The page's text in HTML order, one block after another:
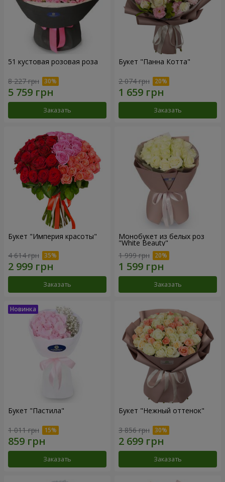
51 кустовая розовая роза
8 227 грн
Заказать
Букет "Панна Котта"
2 074 грн
Заказать
Букет "Империя красоты"
4 614 грн
Заказать
Монобукет из белых роз
"White Beauty"
1 999 грн
Заказать
Букет "Пастила"
1 011 грн
Заказать
Букет "Нежный оттенок"
3 856 грн
Заказать